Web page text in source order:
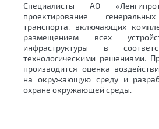
Специалисты АО
проектирование
транспорта, включающих
размещением всех
инфраструктуры в
технологическими решениями.
производится оценка
на окружающую среду и
охране окружающей среды.